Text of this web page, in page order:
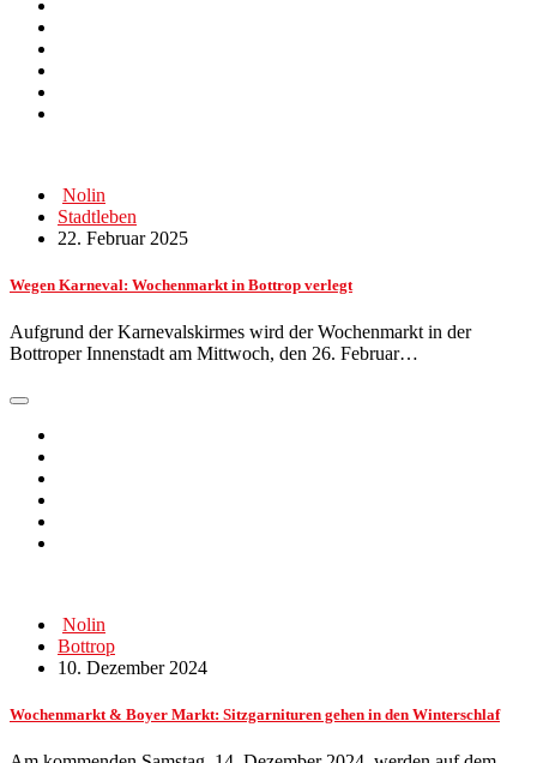
Nolin
Stadtleben
22. Februar 2025
Wegen Karneval: Wochenmarkt in Bottrop verlegt
Aufgrund der Karnevalskirmes wird der Wochenmarkt in der
Bottroper Innenstadt am Mittwoch, den 26. Februar…
Nolin
Bottrop
10. Dezember 2024
Wochenmarkt & Boyer Markt: Sitzgarnituren gehen in den Winterschlaf